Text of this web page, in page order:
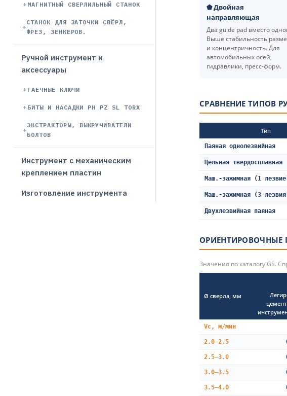
МАГНИТНЫЙ СВЕРЛИЛЬНЫЙ СТАНОК
СТАНОК ДЛЯ ЗАТОЧКИ СВЁРЛ,
ФРЕЗ, ЗЕНКЕРОВ.
Ручной инструмент и
аксессуары
ГАЕЧНЫЕ КЛЮЧИ
БИТЫ И НАСАДКИ PH PZ SL TORX
ЭКСТРАКТОРЫ, ВЫКРУЧИВАТЕЛИ
БОЛТОВ
Инструмент с механическим
креплением пластин
Изготовление инструмента
⬟ Двойная
направляющая
Два guide pad вместо
Выше стабильность
и концентричность. Для
автомобильных осей,
гидравлики, пресс-форм.
СРАВНЕНИЕ ТИПОВ
Тип
Паяная однолезвийная
Цельная твердосплавная
Маш.-зажимная (1
Маш.-зажимная (3
Двухлезвийная паяная
ОРИЕНТИРОВОЧНЫЕ
Значения по каталогу GS.
Ø сверла, мм
Vc, м/мин
2.0–2.5
2.5–3.0
3.0–3.5
3.5–4.0